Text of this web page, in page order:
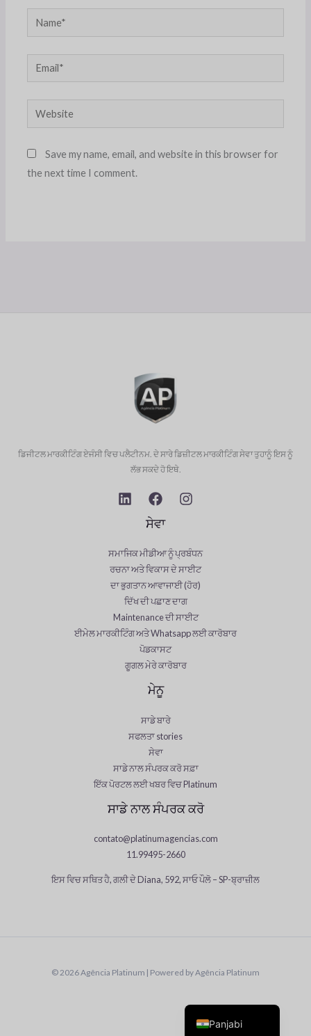
Name*
Email*
Website
Save my name, email, and website in this browser for
the next time I comment.
ਡਿਜੀਟਲ ਮਾਰਕੀਟਿੰਗ ਏਜੰਸੀ ਵਿਚ ਪਲੈਟੀਨਮ. ਦੇ ਸਾਰੇ ਡਿਜ਼ੀਟਲ ਮਾਰਕੀਟਿੰਗ ਸੇਵਾ ਤੁਹਾਨੂੰ ਇਸ ਨੂੰ
ਲੱਭ ਸਕਦੇ ਹੋ ਇਥੇ.
ਸੇਵਾ
ਸਮਾਜਿਕ ਮੀਡੀਆ ਨੂੰ ਪ੍ਰਬੰਧਨ
ਰਚਨਾ ਅਤੇ ਵਿਕਾਸ ਦੇ ਸਾਈਟ
ਦਾ ਭੁਗਤਾਨ ਆਵਾਜਾਈ (ਹੋਰ)
ਦਿੱਖ ਦੀ ਪਛਾਣ ਦਾਗ
Maintenance ਦੀ ਸਾਈਟ
ਈਮੇਲ ਮਾਰਕੀਟਿੰਗ ਅਤੇ Whatsapp ਲਈ ਕਾਰੋਬਾਰ
ਪੋਡਕਾਸਟ
ਗੂਗਲ ਮੇਰੇ ਕਾਰੋਬਾਰ
ਮੇਨੂ
ਸਾਡੇ ਬਾਰੇ
ਸਫਲਤਾ stories
ਸੇਵਾ
ਸਾਡੇ ਨਾਲ ਸੰਪਰਕ ਕਰੋ ਸਫ਼ਾ
ਇੱਕ ਪੋਰਟਲ ਲਈ ਖਬਰ ਵਿਚ Platinum
ਸਾਡੇ ਨਾਲ ਸੰਪਰਕ ਕਰੋ
contato@platinumagencias.com
11.99495-2660
ਇਸ ਵਿਚ ਸਥਿਤ ਹੈ, ਗਲੀ ਦੇ Diana, 592, ਸਾਓ ਪੌਲੋ – SP-ਬ੍ਰਾਜ਼ੀਲ
© 2026 Agência Platinum | Powered by Agência Platinum
Panjabi
English
Japanese